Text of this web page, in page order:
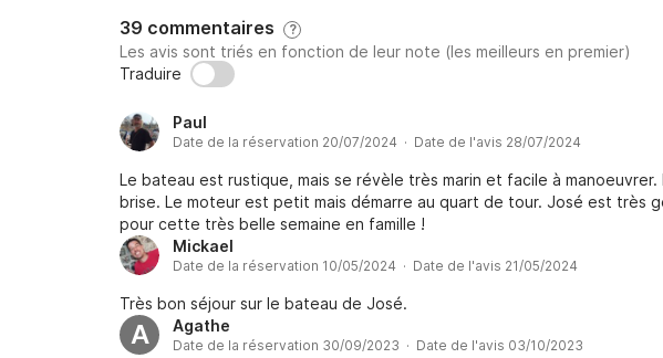
39 commentaires ?
Les avis sont triés en fonction de leur note (les meilleurs en premier)
Traduire
Paul
Date de la réservation 20/07/2024 · Date de l'avis 28/07/2024
Le bateau est rustique, mais se révèle très marin et facile à
brise. Le moteur est petit mais démarre au quart de tour. José est très
pour cette très belle semaine en famille !
Mickael
Date de la réservation 10/05/2024 · Date de l'avis 21/05/2024
Très bon séjour sur le bateau de José.
A Agathe
Date de la réservation 30/09/2023 · Date de l'avis 03/10/2023